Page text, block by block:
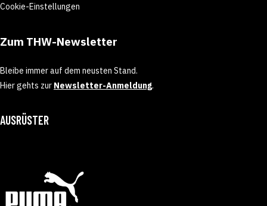
Cookie-Einstellungen
Zum THW-Newsletter
Bleibe immer auf dem neusten Stand.
Hier gehts zur Newsletter-Anmeldung.
AUSRÜSTER